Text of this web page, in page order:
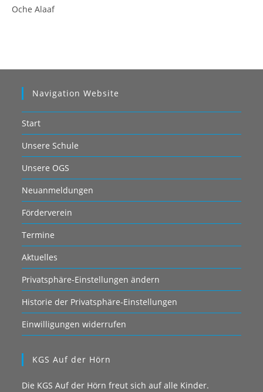
Oche Alaaf
Navigation Website
Start
Unsere Schule
Unsere OGS
Neuanmeldungen
Förderverein
Termine
Aktuelles
Privatsphäre-Einstellungen ändern
Historie der Privatsphäre-Einstellungen
Einwilligungen widerrufen
KGS Auf der Hörn
Die KGS Auf der Hörn freut sich auf alle Kinder.